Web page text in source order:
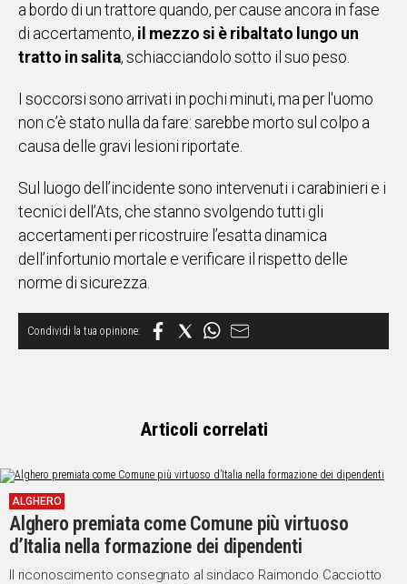
VIDEO
Vai
AL CANALE
WHATSAPP
a bordo di un trattore quando, per cause ancora in fase
di accertamento, il mezzo si è ribaltato lungo un
tratto in salita, schiacciandolo sotto il suo peso.
I soccorsi sono arrivati in pochi minuti, ma per l'uomo
non c’è stato nulla da fare: sarebbe morto sul colpo a
causa delle gravi lesioni riportate.
Sul luogo dell’incidente sono intervenuti i carabinieri e i
tecnici dell’Ats, che stanno svolgendo tutti gli
accertamenti per ricostruire l’esatta dinamica
dell’infortunio mortale e verificare il rispetto delle
norme di sicurezza.
Articoli correlati
ALGHERO
Alghero premiata come Comune più virtuoso
d’Italia nella formazione dei dipendenti
Il riconoscimento consegnato al sindaco Raimondo Cacciotto